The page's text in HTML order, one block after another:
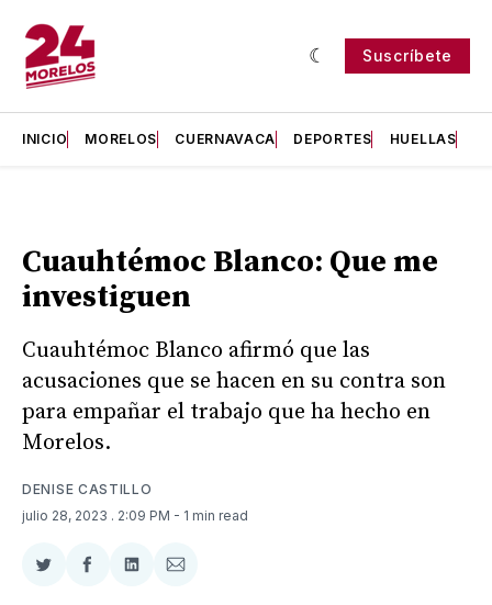
Suscríbete
INICIO MORELOS CUERNAVACA DEPORTES HUELLAS
Cuauhtémoc Blanco: Que me
investiguen
Cuauhtémoc Blanco afirmó que las
acusaciones que se hacen en su contra son
para empañar el trabajo que ha hecho en
Morelos.
DENISE CASTILLO
julio 28, 2023 . 2:09 PM - 1 min read
CompartirCompartir
CompartirCompartir